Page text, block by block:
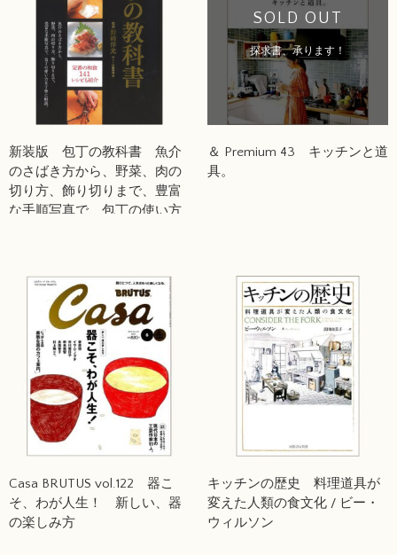
新装版 包丁の教科書 魚介
のさばき方から、野菜、肉の
切り方、飾り切りまで、豊富
な手順写真で、包丁の使い方
SOLD OUT
探求書、承ります！
＆ Premium 43 キッチンと道
具。
Casa BRUTUS vol.122 器こ
そ、わが人生！ 新しい、器
の楽しみ方
キッチンの歴史 料理道具が
変えた人類の食文化 / ビー・
ウィルソン